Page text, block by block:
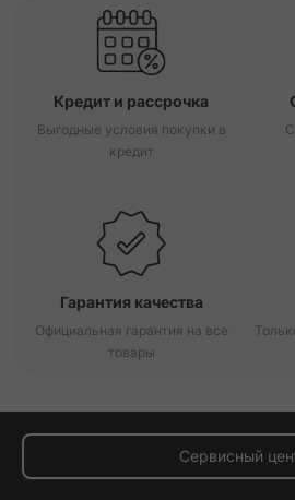
Кредит и рассрочка
Выгодные условия покупки в
кредит
Гарантия качества
Официальная гарантия на все
товары
Сервисный